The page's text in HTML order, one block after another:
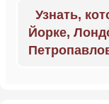
Узнать,
Йорке,